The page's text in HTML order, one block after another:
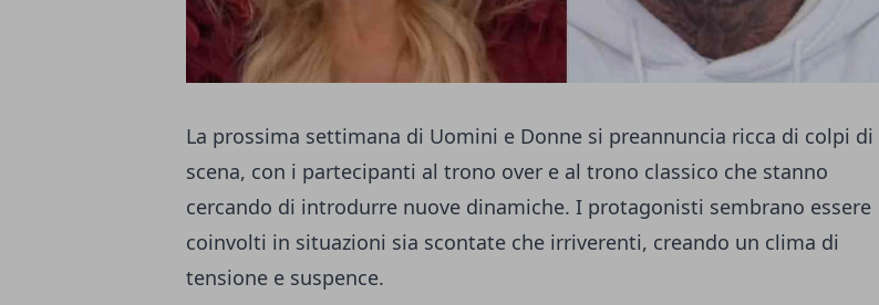
La prossima settimana di Uomini e Donne si preannuncia ricca di colpi di
scena, con i partecipanti al trono over e al trono classico che stanno
cercando di introdurre nuove dinamiche. I protagonisti sembrano essere
coinvolti in situazioni sia scontate che irriverenti, creando un clima di
tensione e suspence.